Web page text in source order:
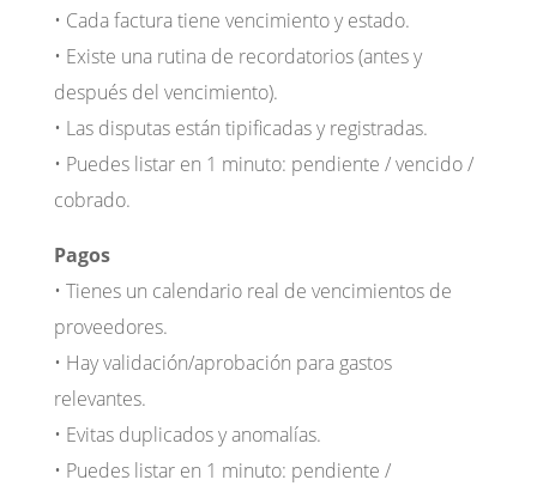
• Cada factura tiene vencimiento y estado.
• Existe una rutina de recordatorios (antes y
después del vencimiento).
• Las disputas están tipificadas y registradas.
• Puedes listar en 1 minuto: pendiente / vencido /
cobrado.
Pagos
• Tienes un calendario real de vencimientos de
proveedores.
• Hay validación/aprobación para gastos
relevantes.
• Evitas duplicados y anomalías.
• Puedes listar en 1 minuto: pendiente /